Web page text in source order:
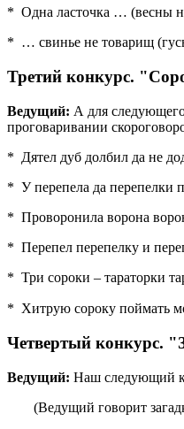
* Одна ласточка … (весны
* … свинье не товарищ
Третий конкурс.
Ведущий: А для
проговаривании
* Дятел дуб долбил да не
* У перепела да перепелки
* Проворонила ворона
* Перепел перепелку и
* Три сороки – тараторки
* Хитрую сороку поймать
Четвертый конкурс.
Ведущий: Наш следующий
(Ведущий говорит